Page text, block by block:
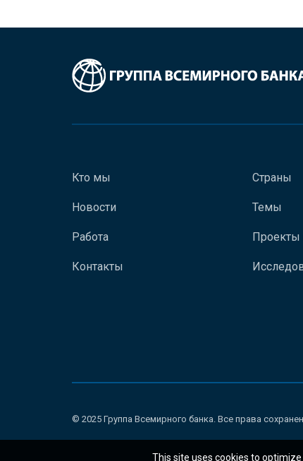
Кто мы
Новости
Работа
Контакты
Страны
Темы
Проекты
© 2025 Группа Всемирного банка. Все права
This site uses cookies to